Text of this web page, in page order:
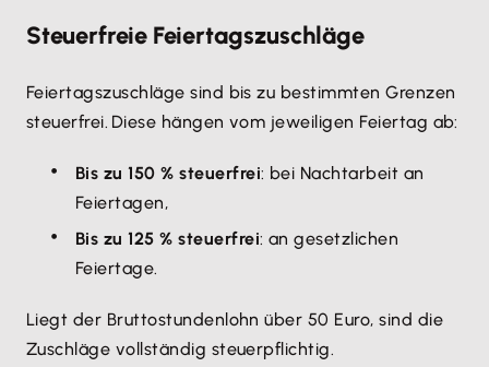
Steuerfreie Feiertagszuschläge
Feiertagszuschläge sind bis zu bestimmten Grenzen
steuerfrei. Diese hängen vom jeweiligen Feiertag ab:
Bis zu 150 % steuerfrei: bei Nachtarbeit an
Feiertagen,
Bis zu 125 % steuerfrei: an gesetzlichen
Feiertage.
Liegt der Bruttostundenlohn über 50 Euro, sind die
Zuschläge vollständig steuerpflichtig.